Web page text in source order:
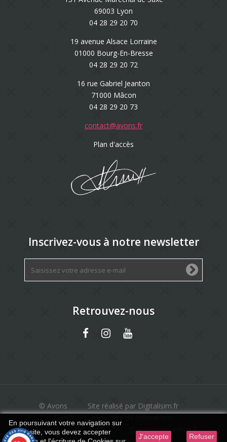
69003 Lyon
04 28 29 20 70
19 avenue Alsace Lorraine
01000 Bourg-En-Bresse
04 28 29 20 72
16 rue Gabriel Jeanton
71000 Mâcon
04 28 29 20 73
contact@avons.fr
Plan d'accès
Inscrivez-vous à notre newsletter
Retrouvez-nous
© Avons
Site réalisé par Digitalisim.fr
Mentions légales & CGV
Qui sommes-nous ?
En poursuivant votre navigation sur
ce site, vous devez accepter
J'accepte Refuser